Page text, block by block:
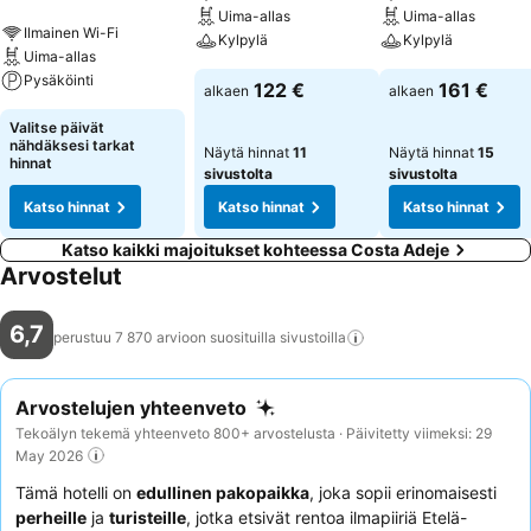
Ravintolapalvelut: Asiakkaat voivat ruokailla viihtyisässä ravintolassa
(buffet ja syöttötuoli). Erikseen varattavina ateriapaketteina talo
tarjoaa aamiaisen sisältävän yöpymisen, puolihoidon ja all inclusive -
paketin. Asiakkaille tarjoillaan herkullinen ja runsas buffetti niin
aamiaisella, lounaalla kuin illallisella. All inclusive -lomailijoille on
tarjolla lisäetuna naposteltavat. Majoituksella on valikoima
alkoholipitoisia ja alkoholittomia juomia. Luottokortit: Yleisimmät
luottokortit, kuten American Express, Visa ja MasterCard,
hyväksytään maksuvälineinä.
Ilmainen Wi-Fi
Uima-allas
Pysäköinti
Valitse päivät
nähdäksesi tarkat
hinnat
Katso hinnat
Uima-allas
Kylpylä
alkaen 122 €
Näytä hinnat 11
sivustolta
Katso hinnat
Uima-allas
Kylpylä
alkaen 161 €
Näytä hinnat 15
sivustolta
Katso hinnat
Katso kaikki majoitukset kohteessa Costa Adeje
Arvostelut
6,7 perustuu 7 870 arvioon suosituilla sivustoilla
Arvostelujen yhteenveto
Tekoälyn tekemä yhteenveto 800+ arvostelusta · Päivitetty viimeksi: 29
May 2026
Tämä hotelli on edullinen pakopaikka, joka sopii erinomaisesti
perheille ja turisteille, jotka etsivät rentoa ilmapiiriä Etelä-